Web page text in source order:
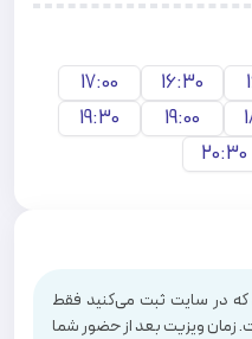
16:30
17:00
19:00
19:30
20:30
که در سایت ثبت می‌کنید فقط
ویزیت بعد از حضور شما